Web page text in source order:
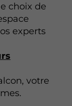
choix de
experts
votre